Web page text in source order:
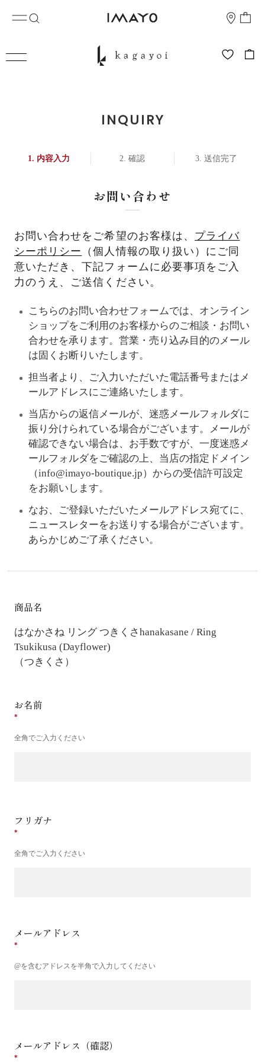
INQUIRY
内容入力 確認 送信完了
お問い合わせ
お問い合わせをご希望のお客様は、 プライバ
シーポリシー
（個人情報の取り扱い）にご同
意いただき、下記フォームに必要事項をご入
力のうえ、ご送信ください。
こちらのお問い合わせフォームでは、オンライン
ショップをご利用のお客様からのご相談・お問い
合わせを承ります。営業・売り込み目的のメール
は固くお断りいたします。
担当者より、ご入力いただいた電話番号またはメ
ールアドレスにご連絡いたします。
当店からの返信メールが、迷惑メールフォルダに
振り分けられている場合がございます。メールが
確認できない場合は、お手数ですが、一度迷惑メ
ールフォルダをご確認の上、当店の指定ドメイン
（info@imayo-boutique.jp）からの受信許可設定
をお願いします。
なお、ご登録いただいたメールアドレス宛てに、
ニュースレターをお送りする場合がございます。
あらかじめご了承ください。
商品名
はなかさね リング つきくさhanakasane / Ring
Tsukikusa (Dayflower)
（つきくさ）
お名前
全角でご入力ください
フリガナ
全角でご入力ください
メールアドレス
@を含むアドレスを半角で入力してください
メールアドレス（確認）